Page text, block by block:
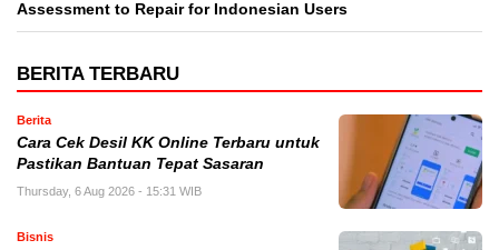
Assessment to Repair for Indonesian Users
BERITA TERBARU
Berita
Cara Cek Desil KK Online Terbaru untuk
Pastikan Bantuan Tepat Sasaran
Thursday, 6 Aug 2026 - 15:31 WIB
Bisnis